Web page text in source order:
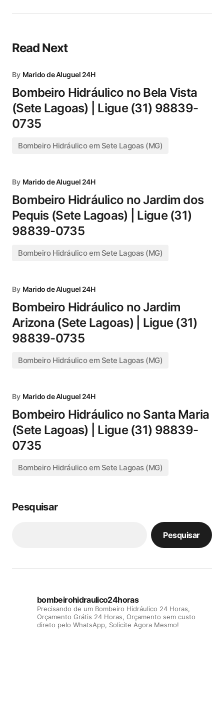
Read Next
By Marido de Aluguel 24H
Bombeiro Hidráulico no Bela Vista
(Sete Lagoas) | Ligue (31) 98839-
0735
Bombeiro Hidráulico em Sete Lagoas (MG)
By Marido de Aluguel 24H
Bombeiro Hidráulico no Jardim dos
Pequis (Sete Lagoas) | Ligue (31)
98839-0735
Bombeiro Hidráulico em Sete Lagoas (MG)
By Marido de Aluguel 24H
Bombeiro Hidráulico no Jardim
Arizona (Sete Lagoas) | Ligue (31)
98839-0735
Bombeiro Hidráulico em Sete Lagoas (MG)
By Marido de Aluguel 24H
Bombeiro Hidráulico no Santa Maria
(Sete Lagoas) | Ligue (31) 98839-
0735
Bombeiro Hidráulico em Sete Lagoas (MG)
Pesquisar
Pesquisar
bombeirohidraulico24horas
Precisando de um Bombeiro Hidráulico 24 Horas,
Orçamento Grátis 24 Horas, Orçamento sem custo
direto pelo WhatsApp, Solicite Agora Mesmo!